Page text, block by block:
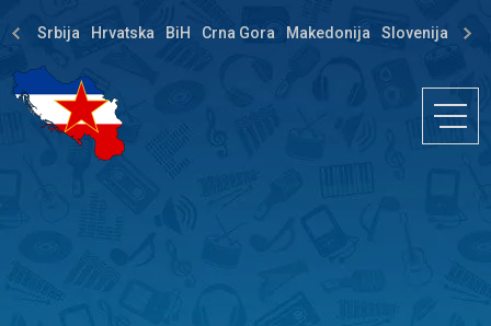
Srbija Hrvatska BiH Crna Gora Makedonija Slovenija